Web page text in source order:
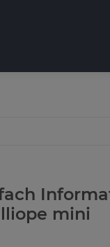
mini